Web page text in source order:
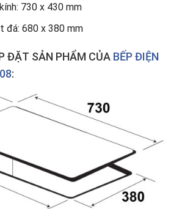
730 x 430 mm
đá: 680 x 380 mm
ĐẶT SẢN PHẨM CỦA BẾP ĐIỆN
: